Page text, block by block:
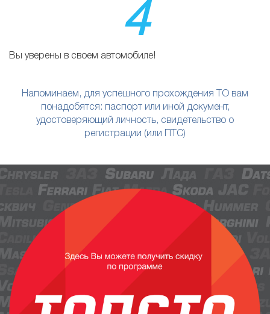
4
Вы уверены в своем автомобиле!
Напоминаем, для успешного прохождения ТО вам
понадобятся: паспорт или иной документ,
удостоверяющий личность, свидетельство о
регистрации (или ПТС)